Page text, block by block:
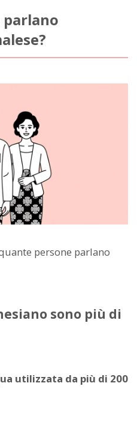
parlano
persone parlano
sono più di
utilizzata da più di 200